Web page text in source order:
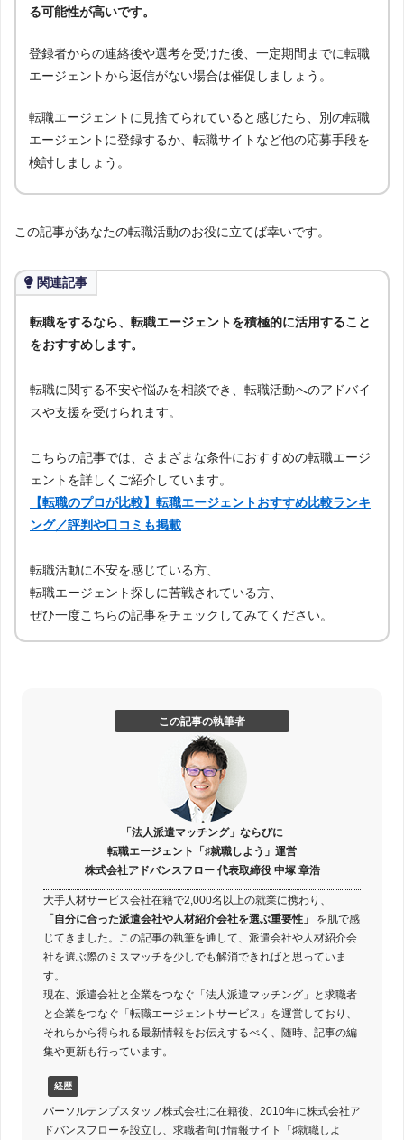
る可能性が高いです。
登録者からの連絡後や選考を受けた後、一定期間までに転職
エージェントから返信がない場合は催促しましょう。
転職エージェントに見捨てられていると感じたら、別の転職
エージェントに登録するか、転職サイトなど他の応募手段を
検討しましょう。
この記事があなたの転職活動のお役に立てば幸いです。
関連記事
転職をするなら、転職エージェントを積極的に活用すること
をおすすめします。
転職に関する不安や悩みを相談でき、転職活動へのアドバイ
スや支援を受けられます。
こちらの記事では、さまざまな条件におすすめの転職エージ
ェントを詳しくご紹介しています。
【転職のプロが比較】転職エージェントおすすめ比較ランキ
ング／評判や口コミも掲載
転職活動に不安を感じている方、
転職エージェント探しに苦戦されている方、
ぜひ一度こちらの記事をチェックしてみてください。
この記事の執筆者
「法人派遣マッチング」ならびに
転職エージェント「♯就職しよう」運営
株式会社アドバンスフロー 代表取締役 中塚 章浩
大手人材サービス会社在籍で2,000名以上の就業に携わり、
「自分に合った派遣会社や人材紹介会社を選ぶ重要性」
を肌で感
じてきました。この記事の執筆を通して、派遣会社や人材紹介会
社を選ぶ際のミスマッチを少しでも解消できればと思っていま
す。
現在、派遣会社と企業をつなぐ「法人派遣マッチング」と求職者
と企業をつなぐ「転職エージェントサービス」を運営しており、
それらから得られる最新情報をお伝えするべく、随時、記事の編
集や更新も行っています。
経歴
パーソルテンプスタッフ株式会社に在籍後、2010年に株式会社ア
ドバンスフローを設立し、求職者向け情報サイト「♯就職しよ